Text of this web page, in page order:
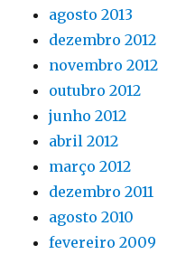
agosto 2013
dezembro 2012
novembro 2012
outubro 2012
junho 2012
abril 2012
março 2012
dezembro 2011
agosto 2010
fevereiro 2009